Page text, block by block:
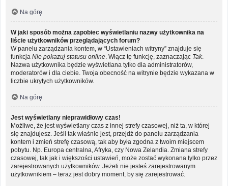
Na górę
W jaki sposób można zapobiec wyświetlaniu nazwy użytkownika na
liście użytkowników przeglądających forum?
W panelu zarządzania kontem, w “Ustawieniach witryny” znajduje się
funkcja Nie pokazuj statusu online . Włącz tę funkcję, zaznaczając Tak.
Nazwa użytkownika będzie wyświetlana tylko dla administratorów,
moderatorów i dla ciebie. Twoja obecność na witrynie będzie wykazana w
liczbie ukrytych użytkowników.
Na górę
Jest wyświetlany nieprawidłowy czas!
Możliwe, że jest wyświetlany czas z innej strefy czasowej, niż ta, w której
się znajdujesz. Jeśli tak właśnie jest, przejdź do panelu zarządzania
kontem i zmień strefę czasową, tak aby była zgodna z twoim miejscem
pobytu. Np. Europa centralna, Afryka, czy Nowa Zelandia. Zmiana strefy
czasowej, tak jak i większości ustawień, może zostać wykonana tylko przez
zarejestrowanych użytkowników. Jeżeli nie jesteś zarejestrowanym
użytkownikiem – teraz jest dobry moment, by się zarejestrować.